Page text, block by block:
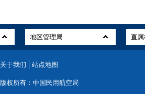
关于我们 站点地图
版权所有：中国民用航空局